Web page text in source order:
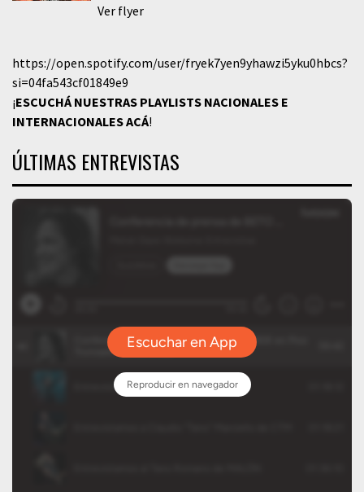
Ver flyer
https://open.spotify.com/user/fryek7yen9yhawzi5yku0hbcs?
si=04fa543cf01849e9
¡ESCUCHÁ NUESTRAS PLAYLISTS NACIONALES E
INTERNACIONALESACÁ!
ÚLTIMAS ENTREVISTAS